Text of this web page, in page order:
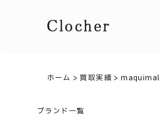
ホーム >買取実績 >
ブランド一覧